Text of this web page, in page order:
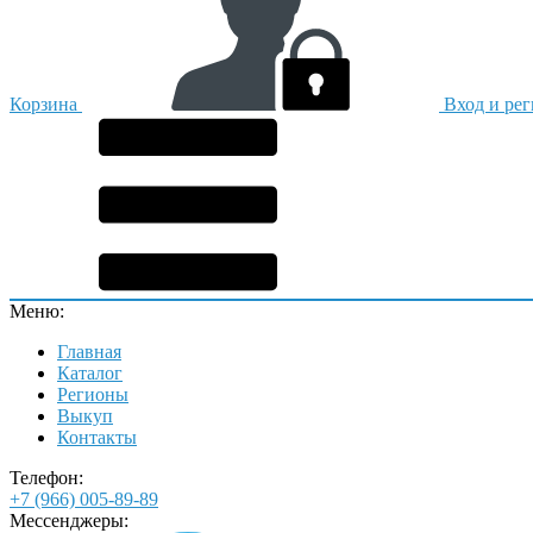
Корзина Вход и
Меню:
Главная
Каталог
Регионы
Выкуп
Контакты
Телефон:
+7 (966) 005-89-89
Мессенджеры: